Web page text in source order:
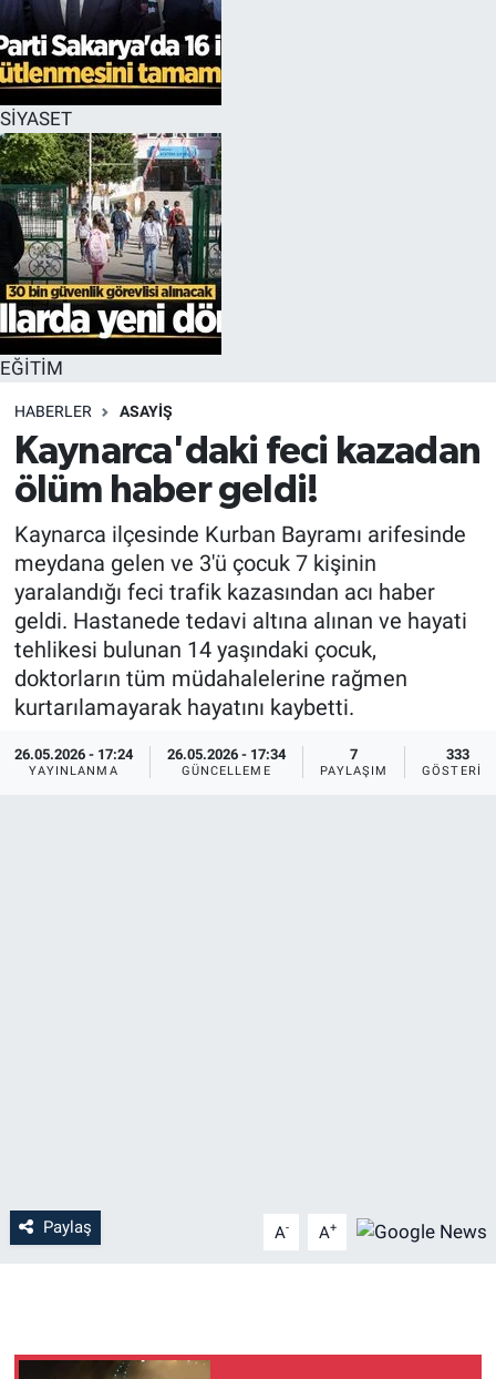
SİYASET
EĞİTİM
HABERLER ASAYİŞ
Kaynarca'daki feci kazadan
ölüm haber geldi!
Kaynarca ilçesinde Kurban Bayramı arifesinde
meydana gelen ve 3'ü çocuk 7 kişinin
yaralandığı feci trafik kazasından acı haber
geldi. Hastanede tedavi altına alınan ve hayati
tehlikesi bulunan 14 yaşındaki çocuk,
doktorların tüm müdahalelerine rağmen
kurtarılamayarak hayatını kaybetti.
26.05.2026 - 17:24
YAYINLANMA
26.05.2026 - 17:34
GÜNCELLEME
7
PAYLAŞIM
333
GÖSTERIM
Paylaş A- A+
EĞİTİM
ÖZEL HABER
HALK54 PANORAMA